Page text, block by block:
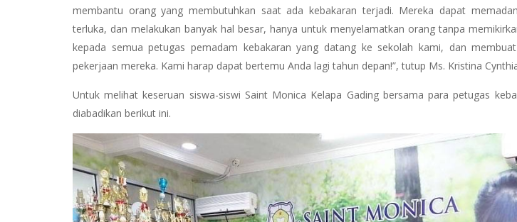
membantu orang yang membutuhkan saat ada kebakaran terjadi. Mereka dapat
terluka, dan melakukan banyak hal besar, hanya untuk menyelamatkan orang tanpa
kepada semua petugas pemadam kebakaran yang datang ke sekolah kami, dan
pekerjaan mereka. Kami harap dapat bertemu Anda lagi tahun depan!”, tutup Ms. Kristina
Untuk melihat keseruan siswa-siswi Saint Monica Kelapa Gading bersama para petugas
diabadikan berikut ini.